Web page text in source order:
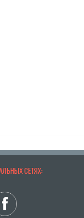
СЕТЯХ: